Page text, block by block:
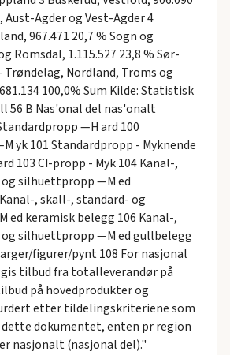
Aust-Agder og Vest-Agder 4
967.471 20,7 % Sogn og
Romsdal, 1.115.527 23,8 % Sør-
Trøndelag, Nordland, Troms og
100,0% Sum Kilde: Statistisk
56 B Nas'onal del nas'onalt
—H ard 100
yk 101 Standardpropp - Myknende
103 CI-propp - Myk 104 Kanal-,
silhuettpropp —M ed
, skall-, standard- og
keramisk belegg 106 Kanal-,
silhuettpropp —M ed gullbelegg
figurer/pynt 108 For nasjonal
tilbud fra totalleverandør på
på hovedprodukter og
etter tildelingskriteriene som
dette dokumentet, enten pr region
nasjonalt (nasjonal del)."